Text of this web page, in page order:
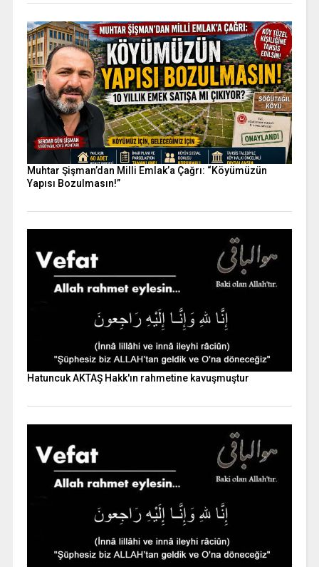
Muhtar Şişman’dan Milli Emlak’a Çağrı: “Köyümüzün
Yapısı Bozulmasın!”
Hatuncuk AKTAŞ Hakk'ın rahmetine kavuşmuştur